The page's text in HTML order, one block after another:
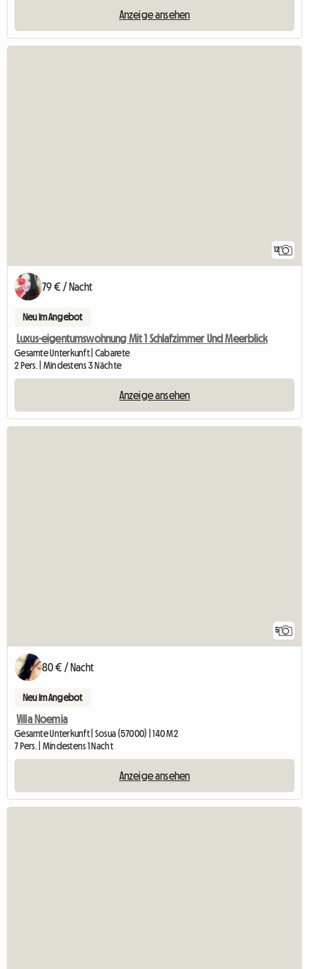
Anzeige ansehen
12
79 € / Nacht
Neu im Angebot
Luxus-eigentumswohnung Mit 1 Schlafzimmer Und Meerblick
Gesamte Unterkunft | Cabarete
2 Pers. | Mindestens 3 Nächte
Anzeige ansehen
5
80 € / Nacht
Neu im Angebot
Villa Noemia
Gesamte Unterkunft | Sosua (57000) | 140 M2
7 Pers. | Mindestens 1 Nacht
Anzeige ansehen